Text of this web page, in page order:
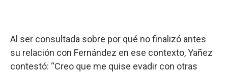
Al ser consultada sobre por qué no finalizó antes
su relación con Fernández en ese contexto, Yañez
contestó: “Creo que me quise evadir con otras